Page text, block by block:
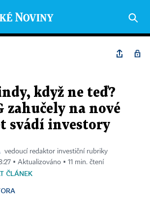
když ne teď?
zahučely na nové
svádí investory
vedoucí redaktor investiční rubriky
▪ Aktualizováno ▪ 11 min. čtení
ČLÁNEK